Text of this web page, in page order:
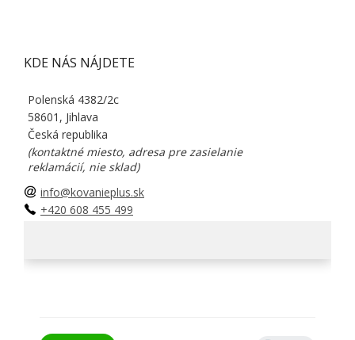
KDE NÁS NÁJDETE
Polenská 4382/2c
58601, Jihlava
Česká republika
(kontaktné miesto, adresa pre zasielanie
reklamácií, nie sklad)
info@kovanieplus.sk
+420 608 455 499